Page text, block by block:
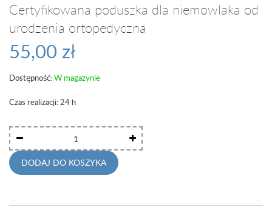
Certyfikowana poduszka dla niemowlaka od
urodzenia ortopedyczna
55,00 zł
Dostępność:W magazynie
Czas realizacji: 24 h
DODAJ DO KOSZYKA